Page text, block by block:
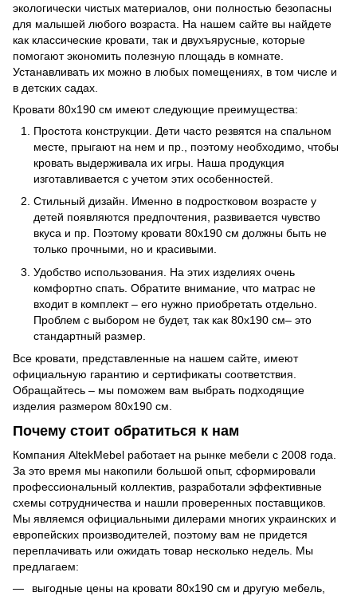
экологически чистых материалов, они полностью безопасны
для малышей любого возраста. На нашем сайте вы найдете
как классические кровати, так и двухъярусные, которые
помогают экономить полезную площадь в комнате.
Устанавливать их можно в любых помещениях, в том числе и
в детских садах.
Кровати 80x190 см имеют следующие преимущества:
Простота конструкции. Дети часто резвятся на спальном
месте, прыгают на нем и пр., поэтому необходимо, чтобы
кровать выдерживала их игры. Наша продукция
изготавливается с учетом этих особенностей.
Стильный дизайн. Именно в подростковом возрасте у
детей появляются предпочтения, развивается чувство
вкуса и пр. Поэтому кровати 80x190 см должны быть не
только прочными, но и красивыми.
Удобство использования. На этих изделиях очень
комфортно спать. Обратите внимание, что матрас не
входит в комплект – его нужно приобретать отдельно.
Проблем с выбором не будет, так как 80x190 см– это
стандартный размер.
Все кровати, представленные на нашем сайте, имеют
официальную гарантию и сертификаты соответствия.
Обращайтесь – мы поможем вам выбрать подходящие
изделия размером 80x190 см.
Почему стоит обратиться к нам
Компания AltekMebel работает на рынке мебели с 2008 года.
За это время мы накопили большой опыт, сформировали
профессиональный коллектив, разработали эффективные
схемы сотрудничества и нашли проверенных поставщиков.
Мы являемся официальными дилерами многих украинских и
европейских производителей, поэтому вам не придется
переплачивать или ожидать товар несколько недель. Мы
предлагаем:
выгодные цены на кровати 80x190 см и другую мебель,